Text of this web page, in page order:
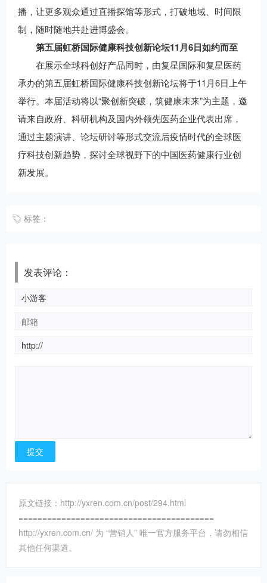
播，让更多观众通过直播探馆等形式，打破地域、时间限
制，随时随地共赴进博盛会。
第五届虹桥国际健康科技创新论坛11月6日如约而至
在展示全球科创好产品同时，由复星国际和复星医药
承办的第五届虹桥国际健康科技创新论坛将于11月6日上午
举行。本届活动将以“聚创新突破，筑健康未来”为主题，邀
请来自政府、科研机构及国内外领先医药企业代表出席，
通过主题演讲、论坛研讨等形式交流后疫情时代的全球医
疗科技创新趋势，探讨全球视野下的中国医药健康行业创
新发展。
标签：
发表评论：
原文链接：http://yxren.com.cn/post/294.html
=========================================
http://yxren.com.cn/ 为 “营销人” 唯一官方服务平台，请勿相信
其他任何渠道。